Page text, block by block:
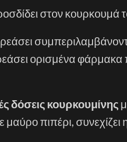
στον κουρκουμά
ορισμένα
δόσεις κουρκουμίνης
πιπέρι, συνεχίζει